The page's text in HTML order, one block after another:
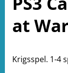
at
Krigsspel. 1-4